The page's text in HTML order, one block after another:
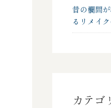
昔の欄間
るリメイク
カテゴ